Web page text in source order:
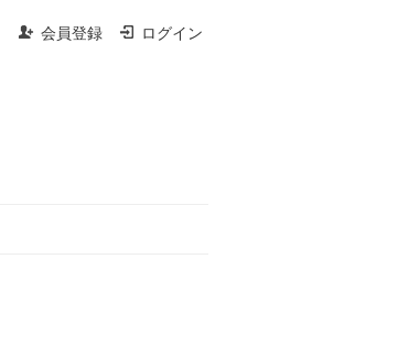
会員登録 ログイン